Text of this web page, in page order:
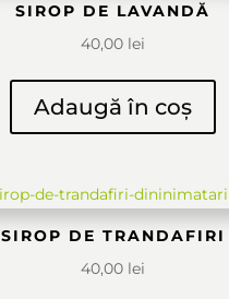
SIROP DE LAVANDĂ
40,00 lei
Adaugă în coș
SIROP DE TRANDAFIRI
40,00 lei